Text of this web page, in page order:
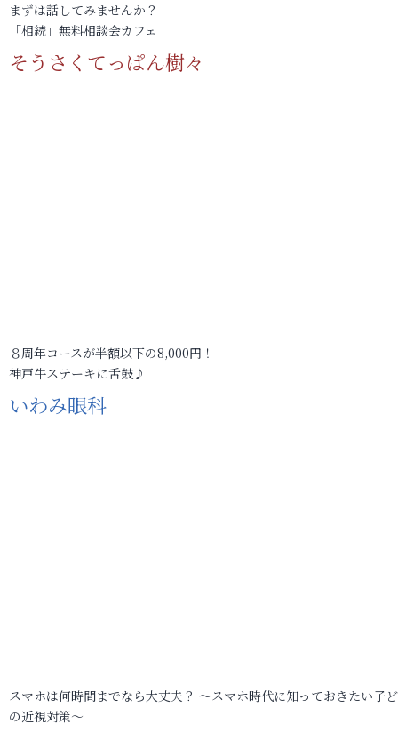
まずは話してみませんか？
「相続」無料相談会カフェ
そうさくてっぱん樹々
８周年コースが半額以下の8,000円！
神戸牛ステーキに舌鼓♪
いわみ眼科
スマホは何時間までなら大丈夫？ ～スマホ時代に知っておきたい子
の近視対策～